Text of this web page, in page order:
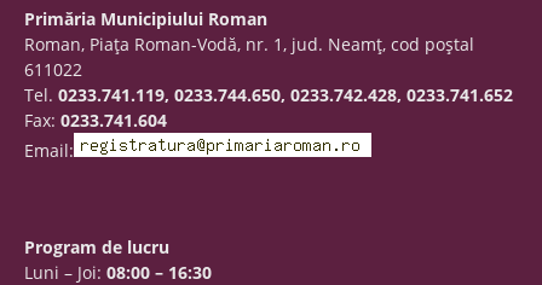
Primăria Municipiului Roman
Roman, Piaţa Roman-Vodă, nr. 1, jud. Neamţ, cod poştal
611022
Tel. 0233.741.119, 0233.744.650, 0233.742.428, 0233.741.652
Fax: 0233.741.604
Email:
Program de lucru
Luni – Joi: 08:00 – 16:30